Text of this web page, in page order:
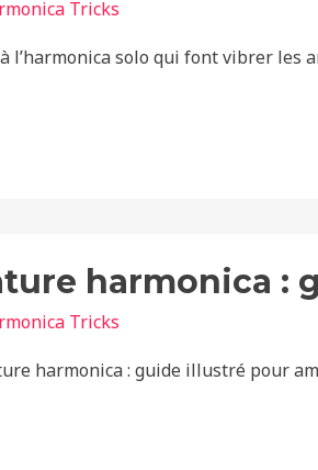
Tricks
l’harmonica solo qui font vibrer les
harmonica :
Tricks
harmonica : guide illustré pour